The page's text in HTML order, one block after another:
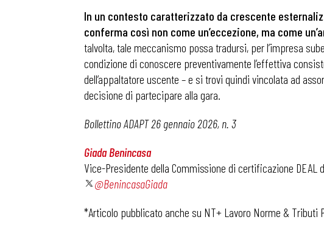
In un contesto caratterizzato da crescente
conferma così non come un’eccezione, ma come
talvolta, tale meccanismo possa tradursi, per l’impresa
condizione di conoscere preventivamente l’effettiva
dell’appaltatore uscente – e si trovi quindi vincolata ad
decisione di partecipare alla gara.
Bollettino ADAPT 26 gennaio 2026, n. 3
Giada Benincasa
Vice-Presidente della Commissione di certificazione DEAL
@BenincasaGiada
*Articolo pubblicato anche su NT+ Lavoro Norme & Tributi